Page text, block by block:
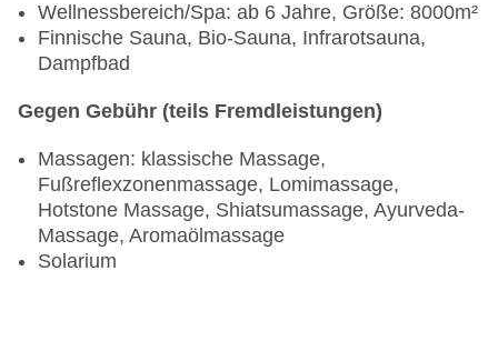
Wellnessbereich/Spa: ab 6 Jahre, Größe: 8000m²
Finnische Sauna, Bio-Sauna, Infrarotsauna,
Dampfbad
Gegen Gebühr (teils Fremdleistungen)
Massagen: klassische Massage,
Fußreflexzonenmassage, Lomimassage,
Hotstone Massage, Shiatsumassage, Ayurveda-
Massage, Aromaölmassage
Solarium